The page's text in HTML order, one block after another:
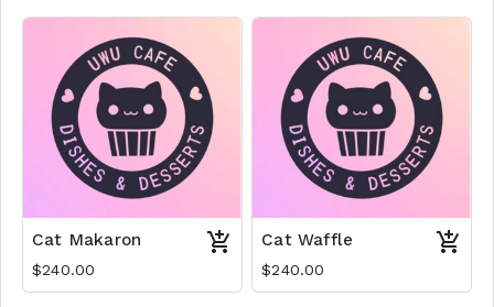
Cat Makaron
$240.00
Cat Waffle
$240.00